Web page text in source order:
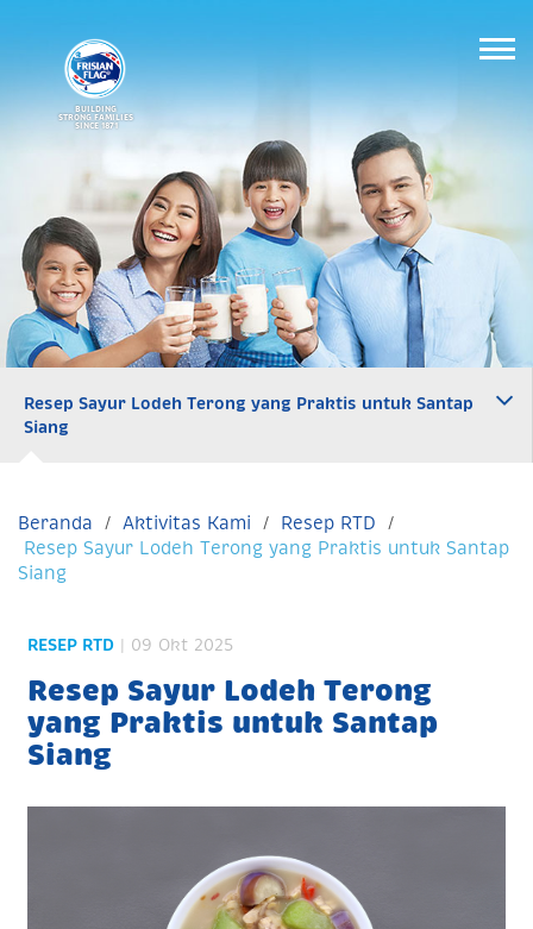
BUILDING
STRONG FAMILIES
SINCE 1871
Resep Sayur Lodeh Terong yang Praktis untuk Santap
Siang
Beranda Aktivitas Kami
Resep RTD
Resep Sayur Lodeh Terong yang Praktis untuk Santap
Siang
RESEP RTD | 09 Okt 2025
Resep Sayur Lodeh Terong
yang Praktis untuk Santap
Siang